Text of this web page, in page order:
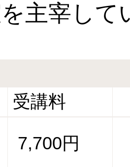
主宰して
受講料
7,700円